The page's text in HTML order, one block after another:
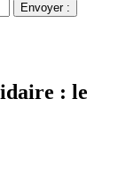
Envoyer :
: le